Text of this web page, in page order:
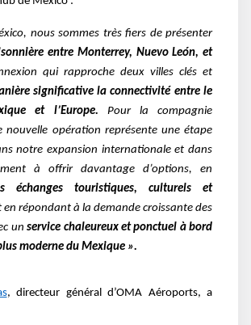
nous sommes très fiers de présenter
entre Monterrey, Nuevo León, et
qui rapproche deux villes clés et
significative la connectivité entre le
et l’Europe. Pour la compagnie
nouvelle opération représente une étape
notre expansion internationale et dans
à offrir davantage d’options, en
échanges touristiques, culturels et
en répondant à la demande croissante des
unservice chaleureux et ponctuel à bord
moderne du Mexique ».
, directeur général d’OMA Aéroports, a